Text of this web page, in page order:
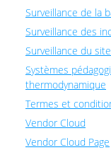
Surveillance de la
Surveillance des
Surveillance du
Systèmes
thermodynamique
Termes et
Vendor Cloud
Vendor Cloud Page